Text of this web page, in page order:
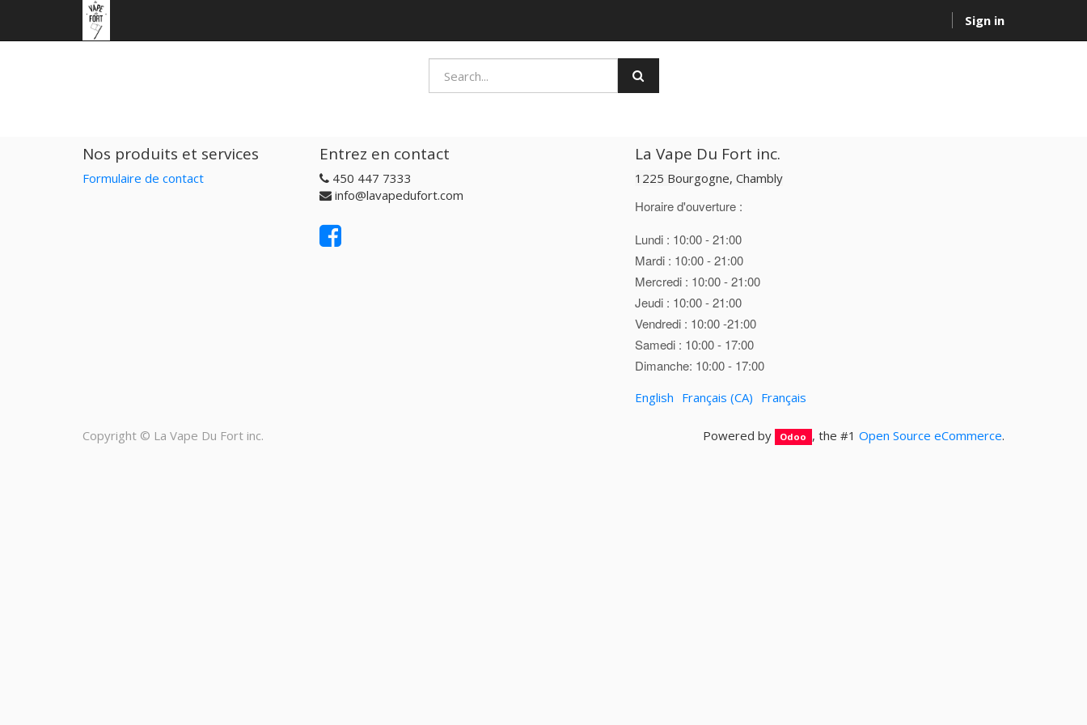
Sign in
Nos produits et services
Formulaire de contact
Entrez en contact
450 447 7333
info@lavapedufort.com
La Vape Du Fort inc.
1225 Bourgogne, Chambly
Horaire d'ouverture :
Lundi : 10:00 - 21:00
Mardi : 10:00 - 21:00
Mercredi : 10:00 - 21:00
Jeudi : 10:00 - 21:00
Vendredi : 10:00 -21:00
Samedi : 10:00 - 17:00
Dimanche: 10:00 - 17:00
English Français (CA) Français
Powered by Odoo , the #1 Open Source eCommerce.
Copyright © La Vape Du Fort inc.